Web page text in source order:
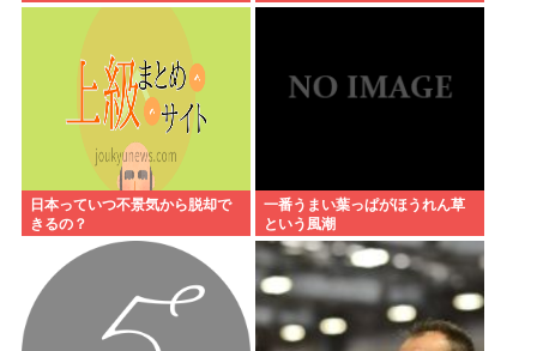
日本っていつ不景気から脱却で
きるの？
一番うまい葉っぱがほうれん草
という風潮